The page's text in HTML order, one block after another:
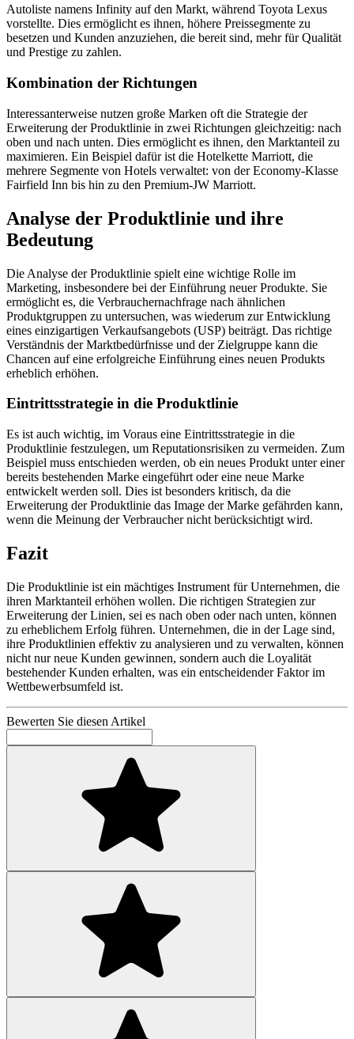
Autoliste namens Infinity auf den Markt, während Toyota Lexus
vorstellte. Dies ermöglicht es ihnen, höhere Preissegmente zu
besetzen und Kunden anzuziehen, die bereit sind, mehr für Qualität
und Prestige zu zahlen.
Kombination der Richtungen
Interessanterweise nutzen große Marken oft die Strategie der
Erweiterung der Produktlinie in zwei Richtungen gleichzeitig: nach
oben und nach unten. Dies ermöglicht es ihnen, den Marktanteil zu
maximieren. Ein Beispiel dafür ist die Hotelkette Marriott, die
mehrere Segmente von Hotels verwaltet: von der Economy-Klasse
Fairfield Inn bis hin zu den Premium-JW Marriott.
Analyse der Produktlinie und ihre
Bedeutung
Die Analyse der Produktlinie spielt eine wichtige Rolle im
Marketing, insbesondere bei der Einführung neuer Produkte. Sie
ermöglicht es, die Verbrauchernachfrage nach ähnlichen
Produktgruppen zu untersuchen, was wiederum zur Entwicklung
eines einzigartigen Verkaufsangebots (USP) beiträgt. Das richtige
Verständnis der Marktbedürfnisse und der Zielgruppe kann die
Chancen auf eine erfolgreiche Einführung eines neuen Produkts
erheblich erhöhen.
Eintrittsstrategie in die Produktlinie
Es ist auch wichtig, im Voraus eine Eintrittsstrategie in die
Produktlinie festzulegen, um Reputationsrisiken zu vermeiden. Zum
Beispiel muss entschieden werden, ob ein neues Produkt unter einer
bereits bestehenden Marke eingeführt oder eine neue Marke
entwickelt werden soll. Dies ist besonders kritisch, da die
Erweiterung der Produktlinie das Image der Marke gefährden kann,
wenn die Meinung der Verbraucher nicht berücksichtigt wird.
Fazit
Die Produktlinie ist ein mächtiges Instrument für Unternehmen, die
ihren Marktanteil erhöhen wollen. Die richtigen Strategien zur
Erweiterung der Linien, sei es nach oben oder nach unten, können
zu erheblichem Erfolg führen. Unternehmen, die in der Lage sind,
ihre Produktlinien effektiv zu analysieren und zu verwalten, können
nicht nur neue Kunden gewinnen, sondern auch die Loyalität
bestehender Kunden erhalten, was ein entscheidender Faktor im
Wettbewerbsumfeld ist.
Bewerten Sie diesen Artikel